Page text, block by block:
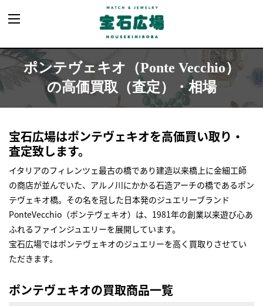
ポンテヴェキオ（Ponte Vecchio）
の高価買取（査定）・相場
宝石広場はポンテヴェキオを高価買い取り・
査定致します。
イタリアのフィレンツェ最古の橋であり建造以来橋上に金細工師
の商店が並んでいた、アルノ川にかかる石造アーチの橋であるポン
テヴェキオ橋。その名を冠した日本発のジュエリーブランド
PonteVecchio（ポンテヴェキオ）は、1981年の創業以来遊び心あ
ふれるファインジュエリーを展開しています。
宝石広場ではポンテヴェキオのジュエリーを高く買取りさせてい
ただきます。
ポンテヴェキオの買取商品一覧